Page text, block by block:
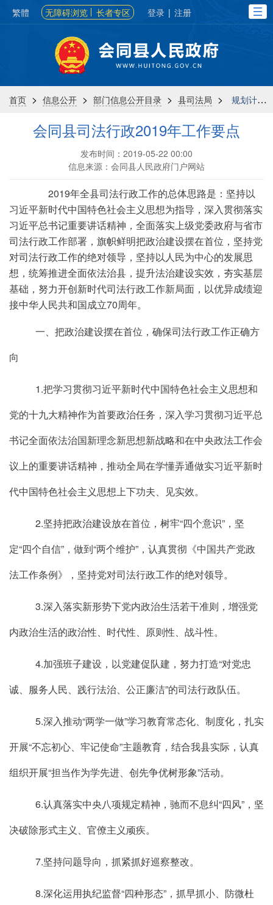
繁體 无障碍浏览 长者专区 登录 | 注册
首页 > 信息公开 > 部门信息公开目录 > 县司法局 > 规划计划
会同县司法行政2019年工作要点
发布时间：2019-05-22 00:00
信息来源：会同县人民政府门户网站
2019年全县司法行政工作的总体思路是：坚持以
习近平新时代中国特色社会主义思想为指导，深入贯彻落实
习近平总书记重要讲话精神，全面落实上级党委政府与省市
司法行政工作部署，旗帜鲜明把政治建设摆在首位，坚持党
对司法行政工作的绝对领导，坚持以人民为中心的发展思
想，统筹推进全面依法治县，提升法治建设实效，夯实基层
基础，努力开创新时代司法行政工作新局面，以优异成绩迎
接中华人民共和国成立70周年。
一、把政治建设摆在首位，确保司法行政工作正确方
向
1.把学习贯彻习近平新时代中国特色社会主义思想和
党的十九大精神作为首要政治任务，深入学习贯彻习近平总
书记全面依法治国新理念新思想新战略和在中央政法工作会
议上的重要讲话精神，推动全局在学懂弄通做实习近平新时
代中国特色社会主义思想上下功夫、见实效。
2.坚持把政治建设放在首位，树牢“四个意识”，坚
定“四个自信”，做到“两个维护”，认真贯彻《中国共产党政
法工作条例》，坚持党对司法行政工作的绝对领导。
3.深入落实新形势下党内政治生活若干准则，增强党
内政治生活的政治性、时代性、原则性、战斗性。
4.加强班子建设，以党建促队建，努力打造“对党忠
诚、服务人民、践行法治、公正廉洁”的司法行政队伍。
5.深入推动“两学一做”学习教育常态化、制度化，扎实
开展“不忘初心、牢记使命”主题教育，结合我县实际，认真
组织开展“担当作为学先进、创先争优树形象”活动。
6.认真落实中央八项规定精神，驰而不息纠“四风”，坚
决破除形式主义、官僚主义顽疾。
7.坚持问题导向，抓紧抓好巡察整改。
8.深化运用执纪监督“四种形态”，抓早抓小、防微杜